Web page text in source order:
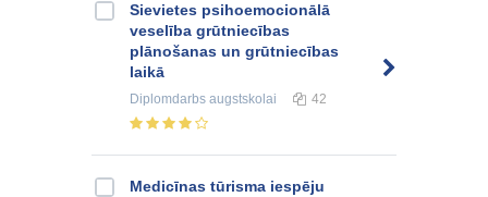
Sievietes psihoemocionālā
veselība grūtniecības
plānošanas un grūtniecības
laikā
Diplomdarbs augstskolai 42
Medicīnas tūrisma iespēju